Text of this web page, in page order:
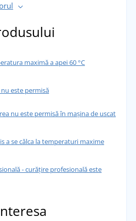
maximă a apei 60 °C
este permisă
nu este permisă în mașina de uscat
a se călca la temperaturi maxime
- curățire profesională este